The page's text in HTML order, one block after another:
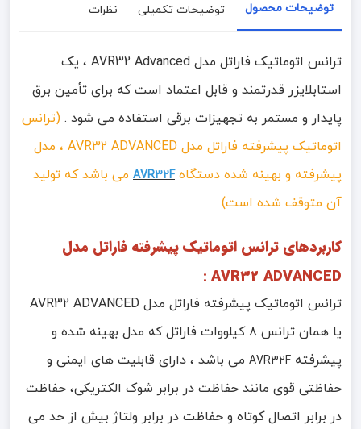
توضیحات محصول توضیحات تکمیلی نظرات
ترانس اتوماتیک فاراتل مدل AVR32 Advanced ، یک
استابلایزر قدرتمند و قابل اعتماد است که برای تأمین برق
پایدار و مستمر به تجهیزات برقی استفاده می شود . (ترانس
اتوماتیک پیشرفته فاراتل مدل AVR32 ADVANCED ، مدل
پیشرفته و بهینه شده دستگاهAVR32F می باشد که تولید
آن متوقف شده است)
کاربردهای ترانس اتوماتیک پیشرفته فاراتل مدل
AVR32 ADVANCED :
یا همان ترانس 8 کیلووات فاراتل که مدل بهینه شده و
پیشرفته AVR32F می باشد ، دارای قابلیت های ایمنی و
حفاظتی قوی مانند حفاظت در برابر شوک الکتریکی، حفاظت
در برابر اتصال کوتاه و حفاظت در برابر ولتاژ بیش از حد می